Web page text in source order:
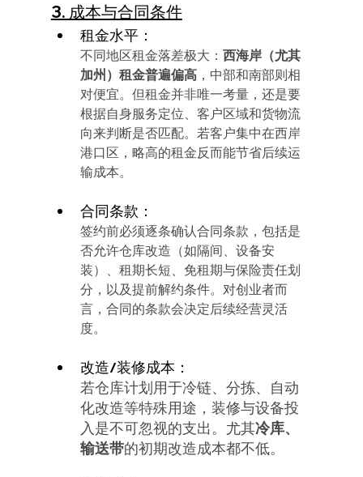
3. 成本与合同条件
租金水平：
不同地区租金落差极大： 西海岸（尤其
加州）租金普遍偏高，中部和南部则相
对便宜。但租金并非唯一考量，还是要
根据自身服务定位、客户区域和货物流
向来判断是否匹配。若客户集中在西岸
港口区，略高的租金反而能节省后续运
输成本。
合同条款：
签约前必须逐条确认合同条款，包括是
否允许仓库改造（如隔间、设备安
装）、租期长短、免租期与保险责任划
分，以及提前解约条件。对创业者而
言，合同的条款会决定后续经营灵活
度。
改造/装修成本：
若仓库计划用于冷链、分拣、自动
化改造等特殊用途，装修与设备投
入是不可忽视的支出。尤其冷库、
输送带的初期改造成本都不低。